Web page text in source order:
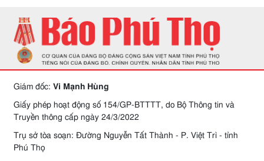
Giám đốc: Vi Mạnh Hùng
Giấy phép hoạt động số 154/GP-BTTTT, do Bộ Thông tin và
Truyền thông cấp ngày 24/3/2022
Trụ sở tòa soạn: Đường Nguyễn Tất Thành - P. Việt Trì - tỉnh
Phú Thọ